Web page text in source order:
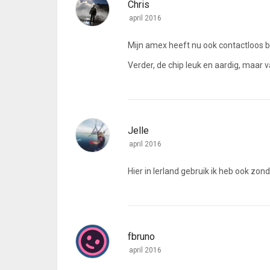
Chris
april 2016
Mijn amex heeft nu ook contactloos
Verder, de chip leuk en aardig, maar
Jelle
april 2016
Hier in Ierland gebruik ik heb ook
fbruno
april 2016